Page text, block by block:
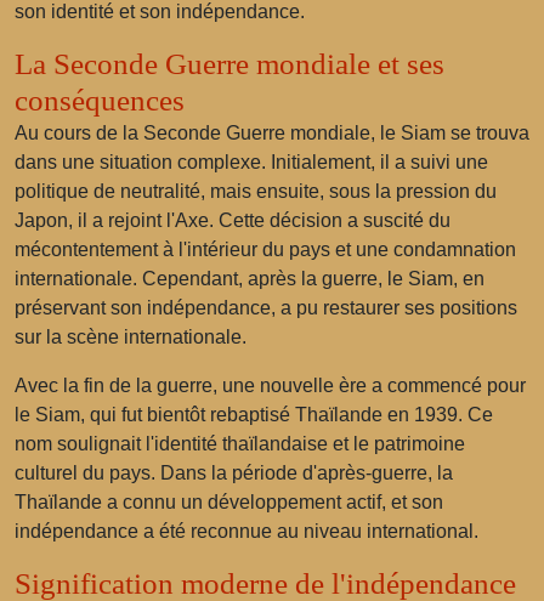
son identité et son indépendance.
La Seconde Guerre mondiale et ses
conséquences
Au cours de la Seconde Guerre mondiale, le Siam se trouva
dans une situation complexe. Initialement, il a suivi une
politique de neutralité, mais ensuite, sous la pression du
Japon, il a rejoint l'Axe. Cette décision a suscité du
mécontentement à l'intérieur du pays et une condamnation
internationale. Cependant, après la guerre, le Siam, en
préservant son indépendance, a pu restaurer ses positions
sur la scène internationale.
Avec la fin de la guerre, une nouvelle ère a commencé pour
le Siam, qui fut bientôt rebaptisé Thaïlande en 1939. Ce
nom soulignait l'identité thaïlandaise et le patrimoine
culturel du pays. Dans la période d'après-guerre, la
Thaïlande a connu un développement actif, et son
indépendance a été reconnue au niveau international.
Signification moderne de l'indépendance